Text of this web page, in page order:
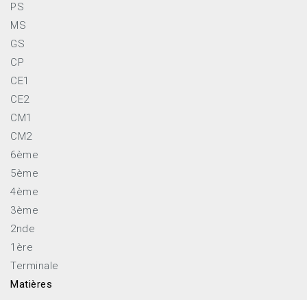
PS
MS
GS
CP
CE1
CE2
CM1
CM2
6ème
5ème
4ème
3ème
2nde
1ère
Terminale
Matières